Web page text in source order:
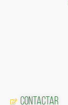
Contactar